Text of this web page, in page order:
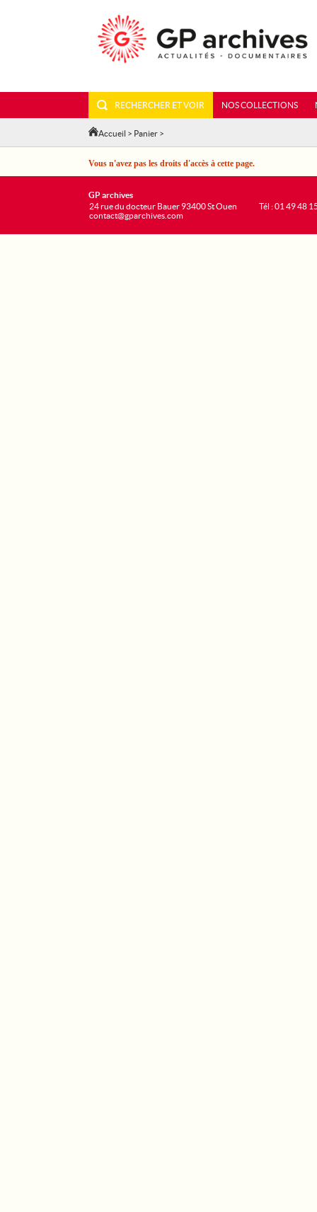
RECHERCHER ET VOIR NOS COLLECTIONS
Accueil > Panier >
Vous n'avez pas les droits d'accès à cette page.
GP archives
24 rue du docteur Bauer 93400 St Ouen
contact@gparchives.com
Tél : 01 49 48